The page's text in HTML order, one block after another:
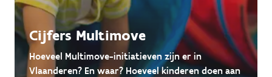
Cijfers Multimove
Hoeveel Multimove-initiatieven zijn er in
Vlaanderen? En waar? Hoeveel kinderen doen aan